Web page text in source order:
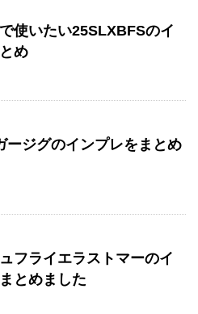
使いたい25SLXBFSのイ
め
ージグのインプレをまとめ
フライエラストマーのイ
とめました